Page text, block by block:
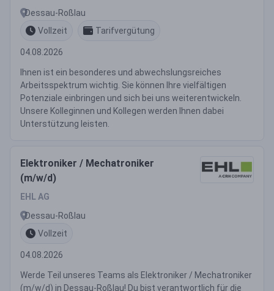
Dessau-Roßlau
Vollzeit
Tarifvergütung
04.08.2026
Ihnen ist ein besonderes und abwechslungsreiches
Arbeitsspektrum wichtig. Sie können Ihre vielfältigen
Potenziale einbringen und sich bei uns weiterentwickeln.
Unsere Kolleginnen und Kollegen werden Ihnen dabei
Unterstützung leisten.
Elektroniker / Mechatroniker
(m/w/d)
EHL AG
Dessau-Roßlau
Vollzeit
04.08.2026
Werde Teil unseres Teams als Elektroniker / Mechatroniker
(m/w/d) in Dessau-Roßlau! Du bist verantwortlich für die